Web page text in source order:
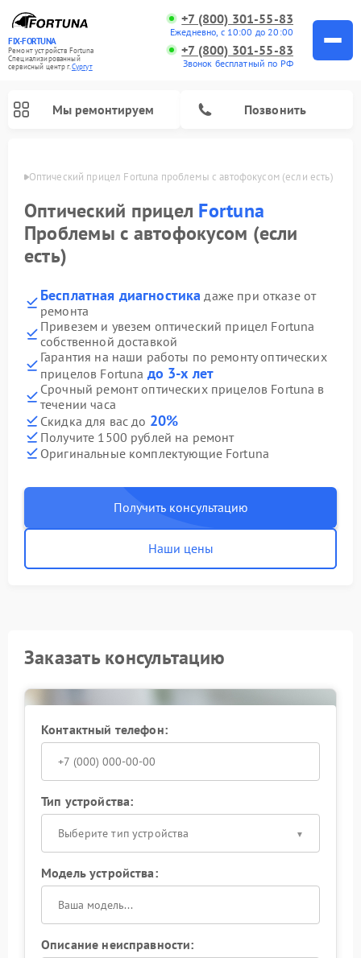
FIX-FORTUNA
Ремонт устройств Fortuna
Специализированный
cервисный центр г.Сургут
+7 (800) 301-55-83
Ежедневно, с 10:00 до 20:00
+7 (800) 301-55-83
Звонок бесплатный по РФ
Мы ремонтируем Позвонить
Оптический прицел Fortuna проблемы с автофокусом (если есть)
Оптический прицел Fortuna
Проблемы с автофокусом (если
есть)
Бесплатная диагностика даже при отказе от
ремонта
Привезем и увезем оптический прицел Fortuna
собственной доставкой
Гарантия на наши работы по ремонту оптических
прицелов Fortuna до 3-х лет
Срочный ремонт оптических прицелов Fortuna в
течении часа
Скидка для вас до 20%
Получите 1500 рублей на ремонт
Оригинальные комплектующие Fortuna
Получить консультацию
Наши цены
Заказать консультацию
Контактный телефон:
Тип устройства:
Выберите тип устройства
Модель устройства:
Описание неисправности: